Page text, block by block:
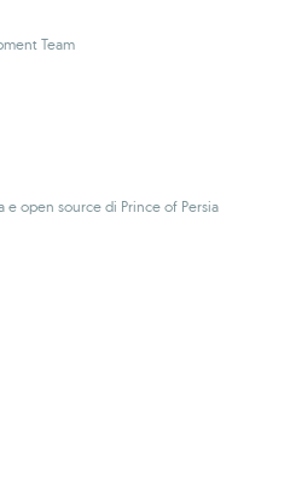
Team
e open source di Prince of Persia